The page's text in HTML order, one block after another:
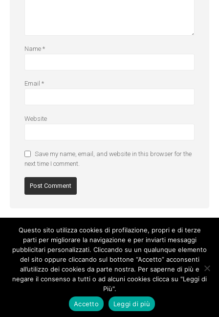
Name *
Email *
Website
Save my name, email, and website in this browser for the
next time I comment.
Privacy Policy
© Copyright 2017. All Rights Reserved.
Questo sito utilizza cookies di profilazione, propri e di terze
parti per migliorare la navigazione e per inviarti messaggi
pubblicitari personalizzati. Cliccando su un qualunque elemento
del sito oppure cliccando sul bottone “Accetto” acconsenti
all’utilizzo dei cookies da parte nostra. Per saperne di più e
negare il consenso a tutti o ad alcuni cookies clicca su "Leggi di
Più".
Accetto
Leggi di più